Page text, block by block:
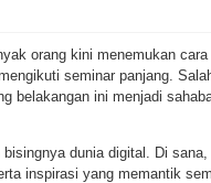
orang kini menemukan
seminar panjang.
belakangan ini menjadi
dunia digital. Di
inspirasi yang memantik